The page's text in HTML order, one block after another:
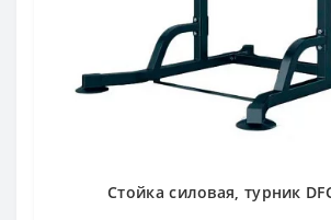
Стойка силовая, турник